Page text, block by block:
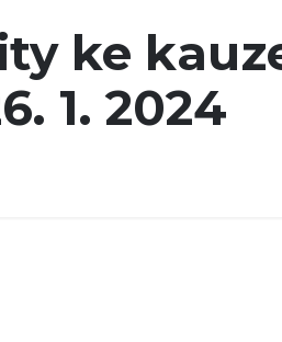
ke
1. 2024